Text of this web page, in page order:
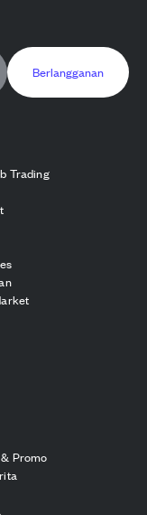
Trading
Promo
Berlangganan